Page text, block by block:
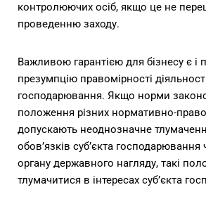
контролюючих осіб, якщо це не
проведенню заходу.
Важливою гарантією для бізнесу є і
презумпцію правомірності
господарювання. Якщо норми
положення різних нормативно-
допускають неоднозначне
обов’язків суб’єкта
органу державного нагляду, такі
тлумачитися в інтересах суб’єкта